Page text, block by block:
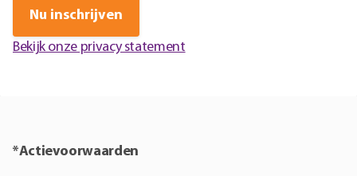
Nu inschrijven
Bekijk onze privacy statement
*Actievoorwaarden